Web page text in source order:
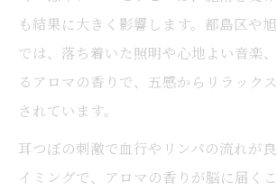
も結果に大きく影響します。都島区や
では、落ち着いた照明や心地よい音楽
るアロマの香りで、五感からリラック
されています。
耳つぼの刺激で血行やリンパの流れが
イミングで、アロマの香りが脳に届く